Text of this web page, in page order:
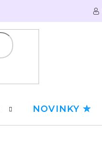
NOVINKY ✮